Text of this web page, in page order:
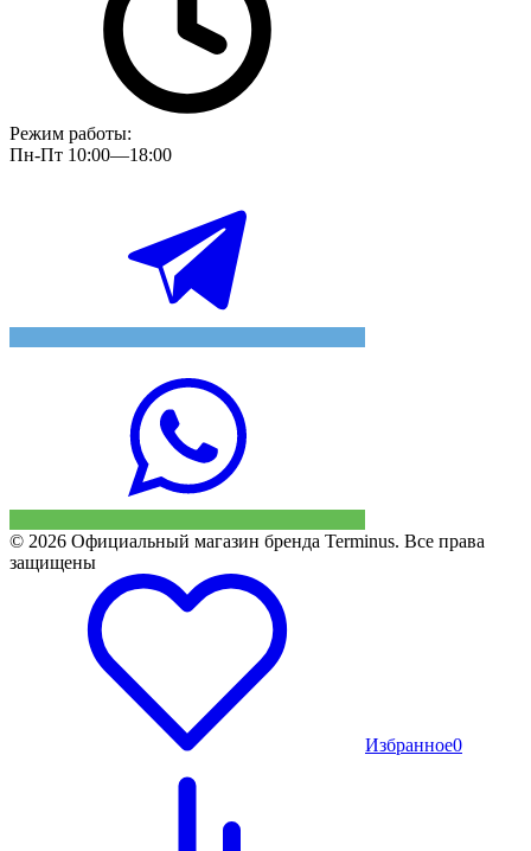
Режим работы:
Пн-Пт 10:00—18:00
© 2026 Официальный магазин бренда Terminus. Все права
защищены
Избранное0